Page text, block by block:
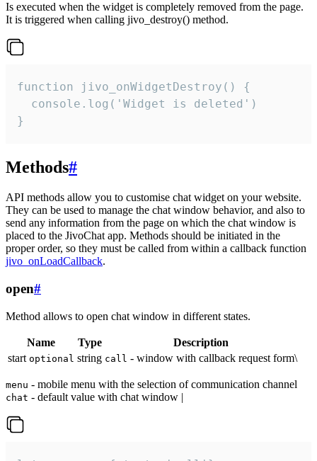
Is executed when the widget is completely removed from the page.
It is triggered when calling jivo_destroy() method.
function jivo_onWidgetDestroy() {
  console.log('Widget is deleted')
}
Methods#
API methods allow you to customise chat widget on your website.
They can be used to manage the chat window behavior, and also to
send any information from the page on which the chat window is
placed to the JivoChat app. Methods should be initiated in the
proper order, so they must be called from within a callback function
jivo_onLoadCallback.
open#
Method allows to open chat window in different states.
Name Type
Description
start optional string call - window with callback request form\
menu - mobile menu with the selection of communication channel
chat - default value with chat window |